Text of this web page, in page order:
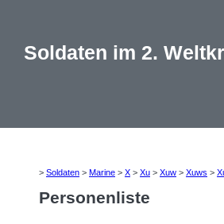
Soldaten im 2.
> Soldaten > Marine > X > Xu > Xuw > Xuws >
Personenliste